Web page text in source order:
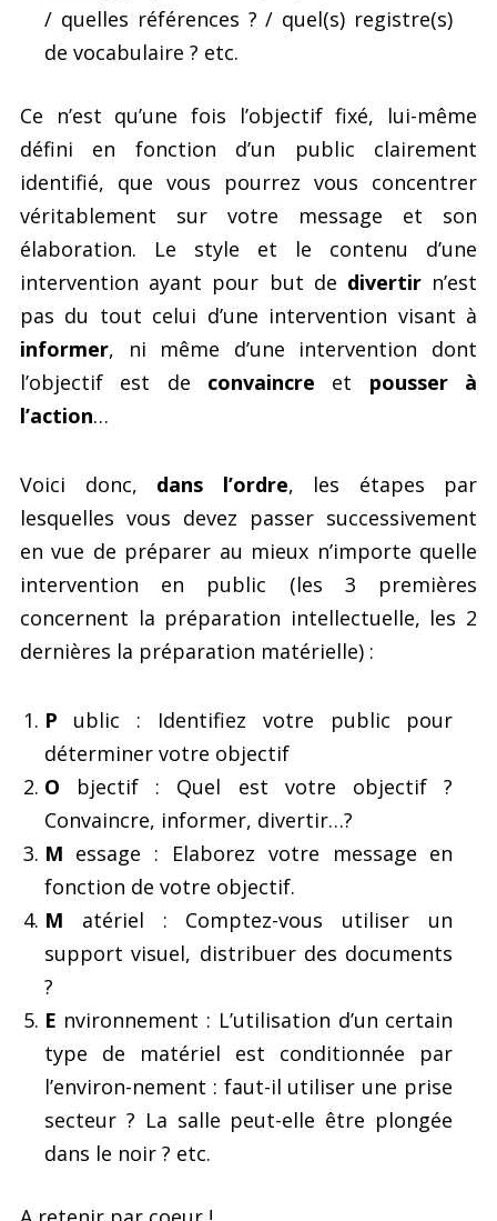
/ quelles références ? / quel(s) registre(s)
de vocabulaire ? etc.
Ce n’est qu’une fois l’objectif fixé, lui-même
défini en fonction d’un public clairement
identifié, que vous pourrez vous concentrer
véritablement sur votre message et son
élaboration. Le style et le contenu d’une
intervention ayant pour but de divertirn’est
pas du tout celui d’une intervention visant à
informer, ni même d’une intervention dont
l’objectif est de convaincre et pousser à
l’action…
Voici donc, dans l’ordre, les étapes par
lesquelles vous devez passer successivement
en vue de préparer au mieux n’importe quelle
intervention en public (les 3 premières
concernent la préparation intellectuelle, les 2
dernières la préparation matérielle) :
P ublic : Identifiez votre public pour
déterminer votre objectif
O bjectif : Quel est votre objectif ?
Convaincre, informer, divertir…?
M essage : Elaborez votre message en
fonction de votre objectif.
M atériel : Comptez-vous utiliser un
support visuel, distribuer des documents
?
E nvironnement : L’utilisation d’un certain
type de matériel est conditionnée par
l’environ-nement : faut-il utiliser une prise
secteur ? La salle peut-elle être plongée
dans le noir ? etc.